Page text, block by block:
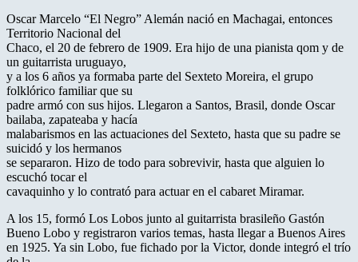
Oscar Marcelo “El Negro” Alemán nació en Machagai, entonces
Territorio Nacional del
Chaco, el 20 de febrero de 1909. Era hijo de una pianista qom y de
un guitarrista uruguayo,
y a los 6 años ya formaba parte del Sexteto Moreira, el grupo
folklórico familiar que su
padre armó con sus hijos. Llegaron a Santos, Brasil, donde Oscar
bailaba, zapateaba y hacía
malabarismos en las actuaciones del Sexteto, hasta que su padre se
suicidó y los hermanos
se separaron. Hizo de todo para sobrevivir, hasta que alguien lo
escuchó tocar el
cavaquinho y lo contrató para actuar en el cabaret Miramar.
A los 15, formó Los Lobos junto al guitarrista brasileño Gastón
Bueno Lobo y registraron varios temas, hasta llegar a Buenos Aires
en 1925. Ya sin Lobo, fue fichado por la Victor, donde integró el trío